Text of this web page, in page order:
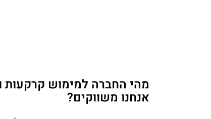
מהי החברה למימוש קרקעות
אנחנו משווקים?